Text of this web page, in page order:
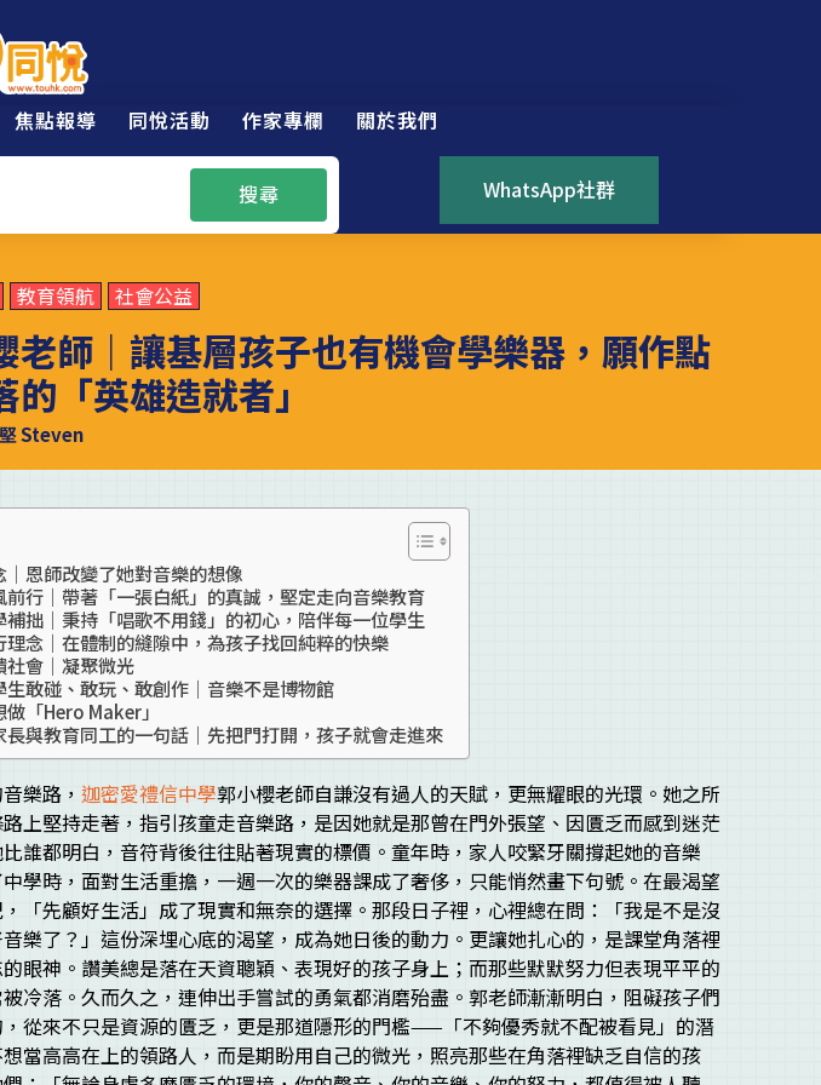
焦點報導 同悅活動 作家專欄 關於我們
搜尋 WhatsApp社群
教育領航 社會公益
老師｜讓基層孩子也有機會學樂器，願作點
的「英雄造就者」
Steven
｜恩師改變了她對音樂的想像
前行｜帶著「一張白紙」的真誠，堅定走向音樂教育
補拙｜秉持「唱歌不用錢」的初心，陪伴每一位學生
理念｜在體制的縫隙中，為孩子找回純粹的快樂
社會｜凝聚微光
生敢碰、敢玩、敢創作｜音樂不是博物館
做「Hero Maker」
長與教育同工的一句話｜先把門打開，孩子就會走進來
樂路，迦密愛禮信中學郭小櫻老師自謙沒有過人的天賦，更無耀眼的光環。她之所
上堅持走著，指引孩童走音樂路，是因她就是那曾在門外張望、因匱乏而感到迷茫
誰都明白，音符背後往往貼著現實的標價。童年時，家人咬緊牙關撐起她的音樂
學時，面對生活重擔，一週一次的樂器課成了奢侈，只能悄然畫下句號。在最渴望
「先顧好生活」成了現實和無奈的選擇。那段日子裡，心裡總在問：「我是不是沒
樂了？」這份深埋心底的渴望，成為她日後的動力。更讓她扎心的，是課堂角落裡
眼神。讚美總是落在天資聰穎、表現好的孩子身上；而那些默默努力但表現平平的
冷落。久而久之，連伸出手嘗試的勇氣都消磨殆盡。郭老師漸漸明白，阻礙孩子們
從來不只是資源的匱乏，更是那道隱形的門檻——「不夠優秀就不配被看見」的潛
當高高在上的領路人，而是期盼用自己的微光，照亮那些在角落裡缺乏自信的孩